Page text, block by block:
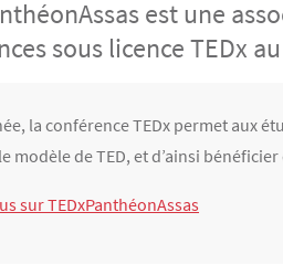
est une
sous licence TEDx
la conférence TEDx permet aux
modèle de TED, et d’ainsi
sur TEDxPanthéonAssas